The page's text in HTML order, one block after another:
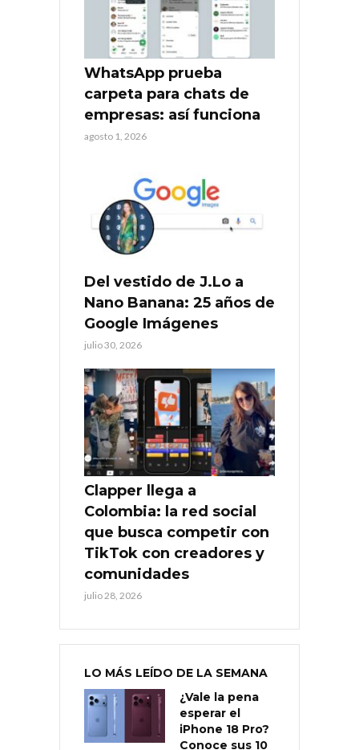
WhatsApp prueba
carpeta para chats de
empresas: así funciona
agosto 1, 2026
Del vestido de J.Lo a
Nano Banana: 25 años de
Google Imágenes
julio 30, 2026
Clapper llega a
Colombia: la red social
que busca competir con
TikTok con creadores y
comunidades
julio 28, 2026
LO MÁS LEÍDO DE LA SEMANA
¿Vale la pena
esperar el
iPhone 18 Pro?
Conoce sus 10